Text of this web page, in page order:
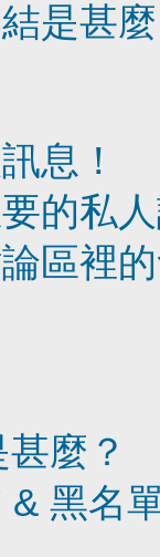
是甚
息！
的私
區裡
麼？
黑名